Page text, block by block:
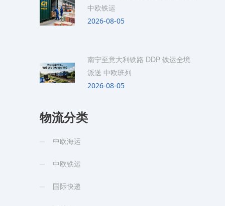
中欧铁运
2026-08-05
南宁至意大利铁路 DDP 铁运全境
派送 中欧班列
2026-08-05
物流分类
中欧海运
中欧铁运
国际快递